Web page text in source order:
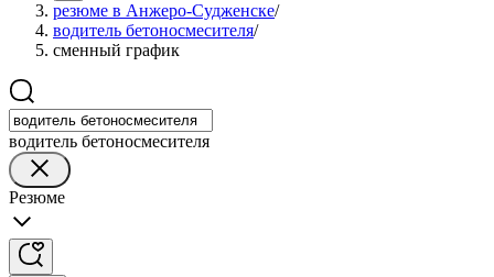
резюме в Анжеро-Судженске/
водитель бетоносмесителя/
сменный график
водитель бетоносмесителя
Резюме